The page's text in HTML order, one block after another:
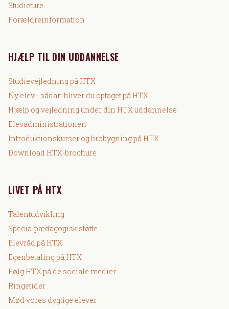
Studieture
Forældreinformation
HJÆLP TIL DIN UDDANNELSE
Studievejledning på HTX
Ny elev - sådan bliver du optaget på HTX
Hjælp og vejledning under din HTX uddannelse
Elevadministrationen
Introduktionskurser og brobygning på HTX
Download HTX-brochure
LIVET PÅ HTX
Talentudvikling
Specialpædagogisk støtte
Elevråd på HTX
Egenbetaling på HTX
Følg HTX på de sociale medier
Ringetider
Mød vores dygtige elever